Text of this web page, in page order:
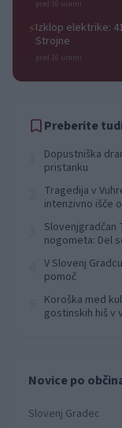
pred 16 urami
⚡Izklop elektrike:
Strojne
pred 16 urami
Preberite
Dopustniška
pristanku
Tragedija v
intenzivno išče
Slovenjgradčan
nogometa: Del
V Slovenj
pomoč
Koroška med
gostinskih hiš v
Novice po
Slovenj Gradec